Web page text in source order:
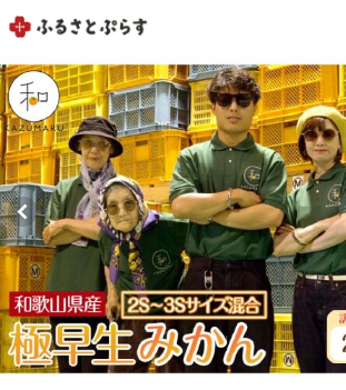
マイメニュー
マイページ
お気に入り 閲覧履歴
メニュー
お礼の品から探す
お礼の品をカテゴリや金額で絞り込み
自治体から探す